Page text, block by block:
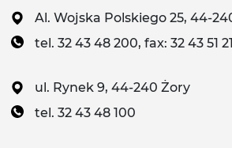
Al. Wojska Polskiego 25, 44-
tel. 32 43 48 200, fax: 32 43 51
ul. Rynek 9, 44-240 Żory
tel. 32 43 48 100